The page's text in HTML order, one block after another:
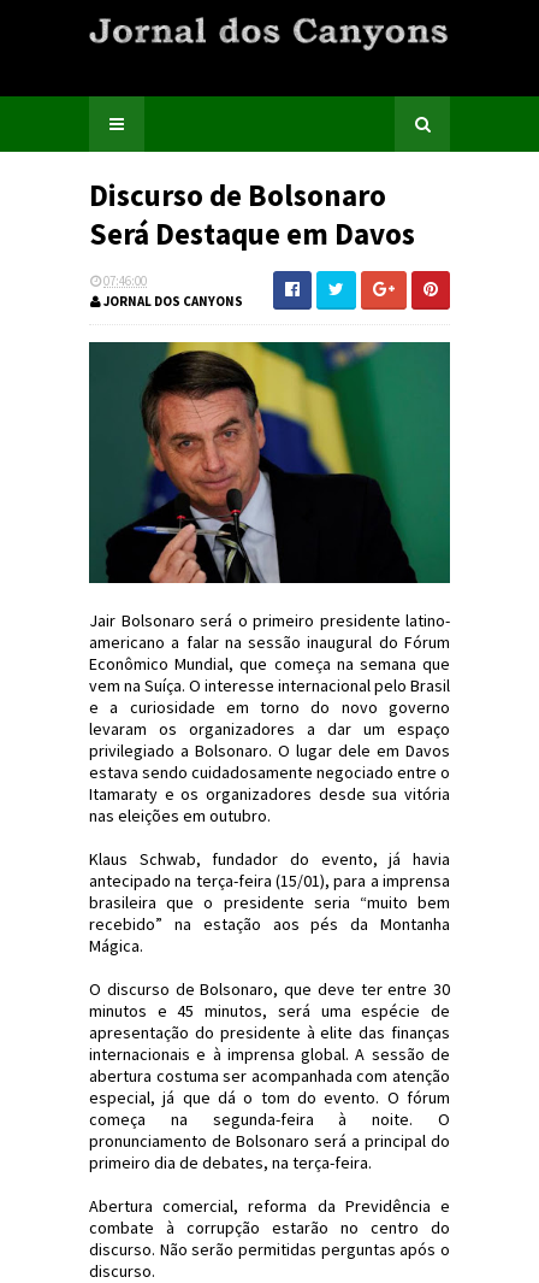
Discurso de Bolsonaro
Será Destaque em Davos
07:46:00
JORNAL DOS CANYONS
Jair Bolsonaro será o primeiro presidente latino-
americano a falar na sessão inaugural do Fórum
Econômico Mundial, que começa na semana que
vem na Suíça. O interesse internacional pelo Brasil
e a curiosidade em torno do novo governo
levaram os organizadores a dar um espaço
privilegiado a Bolsonaro. O lugar dele em Davos
estava sendo cuidadosamente negociado entre o
Itamaraty e os organizadores desde sua vitória
nas eleições em outubro.
Klaus Schwab, fundador do evento, já havia
antecipado na terça-feira (15/01), para a imprensa
brasileira que o presidente seria “muito bem
recebido” na estação aos pés da Montanha
Mágica.
O discurso de Bolsonaro, que deve ter entre 30
minutos e 45 minutos, será uma espécie de
apresentação do presidente à elite das finanças
internacionais e à imprensa global. A sessão de
abertura costuma ser acompanhada com atenção
especial, já que dá o tom do evento. O fórum
começa na segunda-feira à noite. O
pronunciamento de Bolsonaro será a principal do
primeiro dia de debates, na terça-feira.
Abertura comercial, reforma da Previdência e
combate à corrupção estarão no centro do
discurso. Não serão permitidas perguntas após o
discurso.